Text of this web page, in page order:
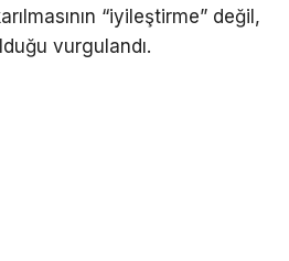
“iyileştirme” değil,
vurgulandı.